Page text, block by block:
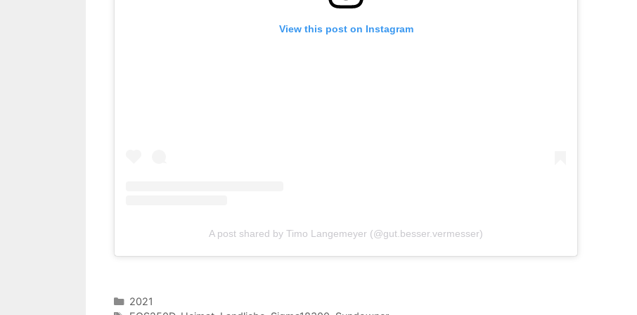
View this post on Instagram
A post shared by Timo Langemeyer (@gut.besser.vermesser)
Kategorien
2021